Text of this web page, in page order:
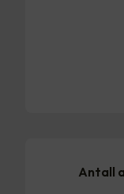
Antall